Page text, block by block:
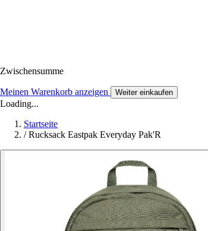
Zwischensumme
Meinen Warenkorb anzeigen Weiter einkaufen
Loading...
Startseite
/ Rucksack Eastpak Everyday Pak'R